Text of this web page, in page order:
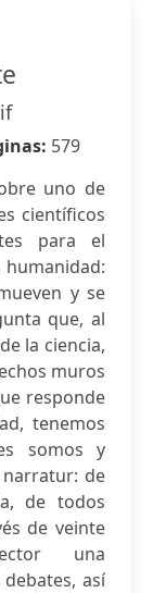
579
uno de
científicos
para el
y se
que, al
la ciencia,
muros
responde
tenemos
somos y
de
de todos
de veinte
una
así